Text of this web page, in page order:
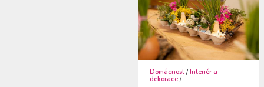
Domácnost / Interiér a
dekorace /